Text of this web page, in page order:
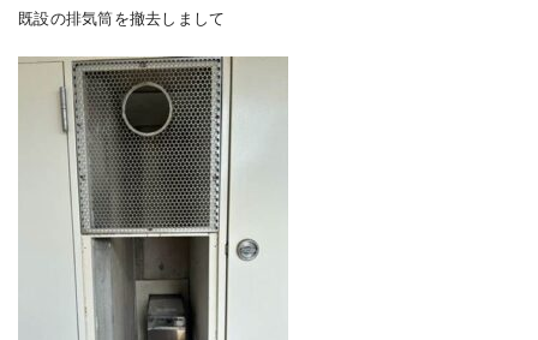
既設の排気筒を撤去しまして